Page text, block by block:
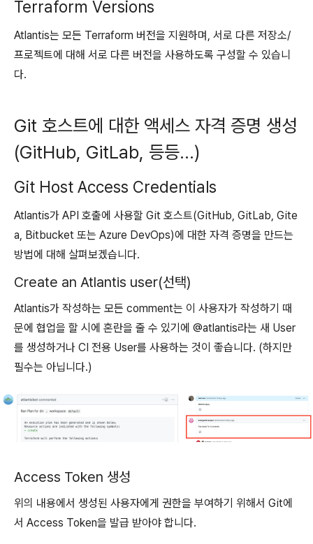
Terraform Versions
Atlantis는 모든 Terraform 버전을 지원하며, 서로 다른 저장소/
프로젝트에 대해 서로 다른 버전을 사용하도록 구성할 수 있습니
다.
Git 호스트에 대한 액세스 자격 증명 생성
(GitHub, GitLab, 등등…)
Git Host Access Credentials
Atlantis가 API 호출에 사용할 Git 호스트(GitHub, GitLab, Gite
a, Bitbucket 또는 Azure DevOps)에 대한 자격 증명을 만드는
방법에 대해 살펴보겠습니다.
Create an Atlantis user(선택)
Atlantis가 작성하는 모든 comment는 이 사용자가 작성하기 때
문에 협업을 할 시에 혼란을 줄 수 있기에 @atlantis라는 새 User
를 생성하거나 CI 전용 User를 사용하는 것이 좋습니다. (하지만
필수는 아닙니다.)
Access Token 생성
위의 내용에서 생성된 사용자에게 권한을 부여하기 위해서 Git에
서 Access Token을 발급 받아야 합니다.